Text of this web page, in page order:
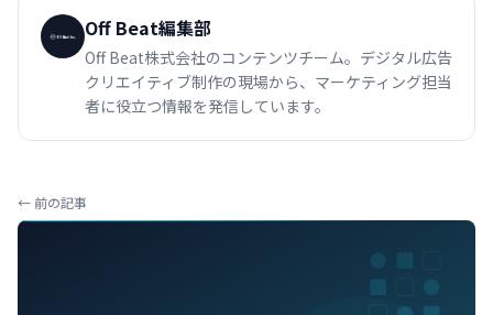
Off Beat編集部
Off Beat株式会社のコンテンツチーム。デジタル広告
クリエイティブ制作の現場から、マーケティング担当
者に役立つ情報を発信しています。
← 前の記事